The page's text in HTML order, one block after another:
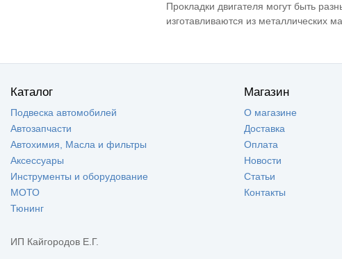
(9)
ВАЗ 21099 - Лада/
ВАЗ 2113 - Лада
Самара II 3дв.
ВАЗ 2114 - Лада
Самара II 5дв.
хетч
(6)
Самара II седан
ВАЗ 2110 - Лада
111
Прокладки двигателя могут быть
изготавливаются из металлических
Каталог
Подвеска автомобилей
Автозапчасти
Автохимия, Масла и фильтры
Аксессуары
Инструменты и оборудование
МОТО
Тюнинг
Магазин
О магазине
Доставка
Оплата
Новости
Статьи
Контакты
ИП Кайгородов Е.Г.